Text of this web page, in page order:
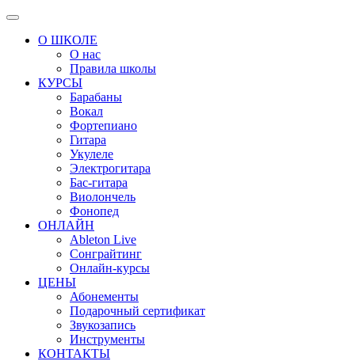
Перейти
содержимому
О ШКОЛЕ
О нас
Правила школы
КУРСЫ
Барабаны
Вокал
Фортепиано
Гитара
Укулеле
Электрогитара
Бас-гитара
Виолончель
Фонопед
ОНЛАЙН
Ableton Live
Сонграйтинг
Онлайн-курсы
ЦЕНЫ
Абонементы
Подарочный сертификат
Звукозапись
Инструменты
КОНТАКТЫ